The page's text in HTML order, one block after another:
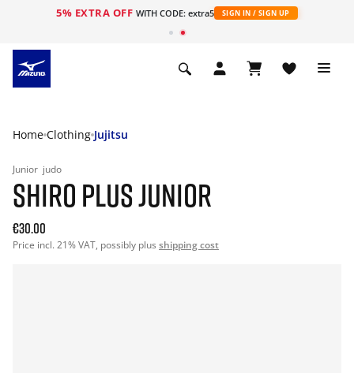
5% EXTRA OFF WITH CODE: extra5 SIGN IN / SIGN UP
Home Clothing Jujitsu
Junior judo
SHIRO PLUS JUNIOR
€30.00
Price incl. 21% VAT, possibly plus shipping cost